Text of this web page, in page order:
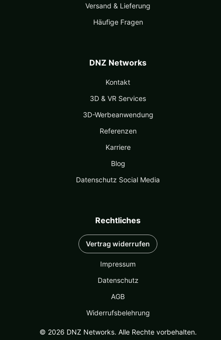
Versand & Lieferung
Häufige Fragen
DNZ Networks
Kontakt
3D & VR Services
3D-Werbeanwendung
Referenzen
Karriere
Blog
Datenschutz Social Media
Rechtliches
Vertrag widerrufen
Impressum
Datenschutz
AGB
Widerrufsbelehrung
© 2026 DNZ Networks. Alle Rechte vorbehalten.